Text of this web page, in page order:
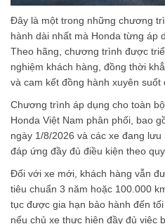
Đây là một trong những chương
hành dài nhất mà Honda từng áp
Theo hãng, chương trình được
nghiệm khách hàng, đồng thời
và cam kết đồng hành xuyên
Chương trình áp dụng cho toàn
Honda Việt Nam phân phối, bao
ngày 1/8/2026 và các xe đang
đáp ứng đầy đủ điều kiện theo
Đối với xe mới, khách hàng vẫn
tiêu chuẩn 3 năm hoặc 100.000
tục được gia hạn bảo hành đến
nếu chủ xe thực hiện đầy đủ việc